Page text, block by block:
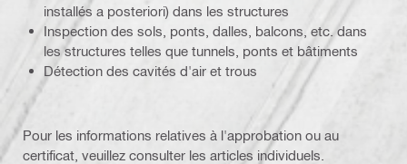
installés a posteriori) dans les structures
Inspection des sols, ponts, dalles, balcons, etc. dans
les structures telles que tunnels, ponts et bâtiments
Détection des cavités d'air et trous
Pour les informations relatives à l'approbation ou au
certificat, veuillez consulter les articles individuels.